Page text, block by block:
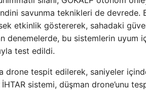
savunma teknikleri de devrede.
etkinlik göstererek, sahadaki
denemelerde, bu sistemlerin uyum
test edildi.
drone tespit edilerek, saniyeler
sistemi, düşman drone’unu